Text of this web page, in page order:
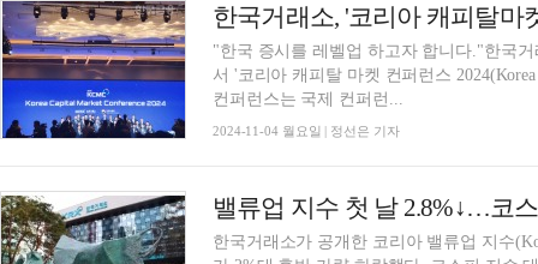
"한국 증시를 레벨업 하고자 합니다."한국
서 '코리아 캐피탈 마켓 컨퍼런스
컨퍼런스는 국제 컨퍼런...
2024-11-04 월요일 | 정선은 기자
한국거래소가 공개한 코리아 밸류업 지수